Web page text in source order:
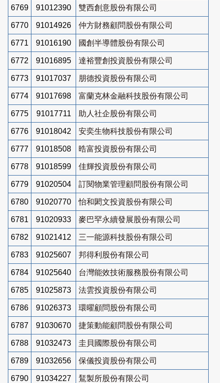
6769 91012390 雙西創意股份有限公司
6770 91014926 仲方財務顧問股份有限公司
6771 91016190 國創半導體股份有限公司
6772 91016895 達裕豐創投資股份有限公司
6773 91017037 朋德投資股份有限公司
6774 91017698 富蘭克林金融科技股份有限公司
6775 91017711 助人社企股份有限公司
6776 91018042 安奕生物科技股份有限公司
6777 91018508 晧富投資股份有限公司
6778 91018599 佳輝投資股份有限公司
6779 91020504 訂閱物業管理顧問股份有限公司
6780 91020770 怡和閎文投資股份有限公司
6781 91020933 麥巴罕永續發展股份有限公司
6782 91021412 三一能源科技股份有限公司
6783 91025607 邦得利股份有限公司
6784 91025640 台灣能效技術服務股份有限公司
6785 91025873 法雲投資股份有限公司
6786 91026373 環曜顧問股份有限公司
6787 91030670 捷策動能顧問股份有限公司
6788 91032473 圭貝國際股份有限公司
6789 91032656 保儀投資股份有限公司
6790 91034227 鵟製所股份有限公司